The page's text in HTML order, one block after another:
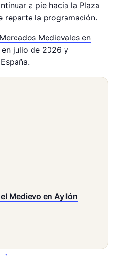
a pie hacia la Plaza
reparte la programación.
Mercados Medievales en
en julio de 2026 y
.
Medievo en Ayllón